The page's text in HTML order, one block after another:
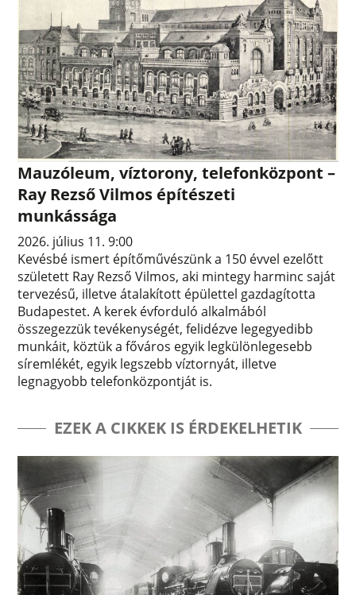
Mauzóleum, víztorony, telefonközpont –
Ray Rezső Vilmos építészeti
munkássága
2026. július 11. 9:00
Kevésbé ismert építőművészünk a 150 évvel ezelőtt
született Ray Rezső Vilmos, aki mintegy harminc saját
tervezésű, illetve átalakított épülettel gazdagította
Budapestet. A kerek évforduló alkalmából
összegezzük tevékenységét, felidézve legegyedibb
munkáit, köztük a főváros egyik legkülönlegesebb
síremlékét, egyik legszebb víztornyát, illetve
legnagyobb telefonközpontját is.
EZEK A CIKKEK IS ÉRDEKELHETIK